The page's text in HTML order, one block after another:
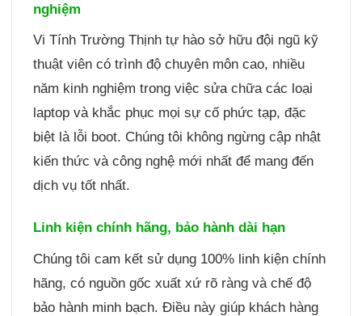
nghiệm
Vi Tính Trường Thịnh tự hào sở hữu đội ngũ kỹ
thuật viên có trình độ chuyên môn cao, nhiều
năm kinh nghiệm trong việc sửa chữa các loại
laptop và khắc phục mọi sự cố phức tạp, đặc
biệt là lỗi boot. Chúng tôi không ngừng cập nhật
kiến thức và công nghệ mới nhất để mang đến
dịch vụ tốt nhất.
Linh kiện chính hãng, bảo hành dài hạn
Chúng tôi cam kết sử dụng 100% linh kiện chính
hãng, có nguồn gốc xuất xứ rõ ràng và chế độ
bảo hành minh bạch. Điều này giúp khách hàng